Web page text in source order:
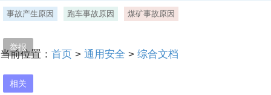
相关
举报
存在缺陷，灵敏度较差；钢结构设计受力不合理，液压系统设计缺陷等
等。2. 零配件问题。力矩限制器元件质量问题钢结构所用钢材材质问
求。焊缝的高度不够，存在气孔、夹渣甚至虚焊等缺陷，特别是塔帽、
大臂、平衡臂等部件上的重要连接部位存在焊接质量问题。3.2 钢结构
定。4. 出厂合格证及使用说明书的问题，无出厂合格证，属假冒伪劣产
品。无批次说明，对原有设计的改动也没有标明。
事故产生原因 跑车事故原因 煤矿事故原因
当前位置： 首页 > 通用安全 > 综合文档